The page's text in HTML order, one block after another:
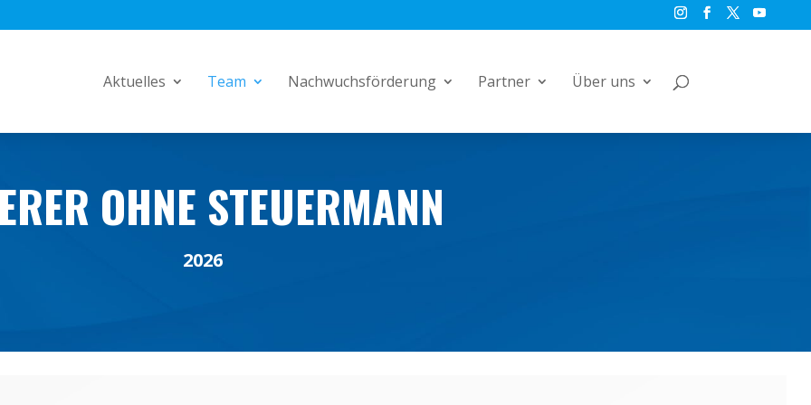
Aktuelles Team Nachwuchsförderung Partner Über uns
OHNE STEUERMANN
2026